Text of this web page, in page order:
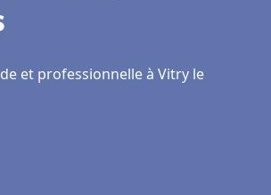
et professionnelle à Vitry le